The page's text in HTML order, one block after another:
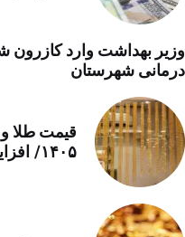
وزیر بهداشت وارد
درمانی شهرستان
۱۴۰۵/ افزایش همه قیمت ها + جدول